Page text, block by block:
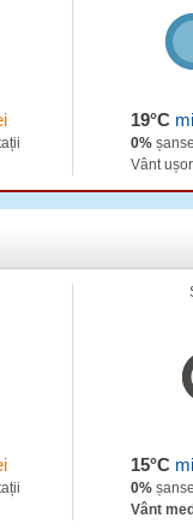
19°C
0%
Vânt ușor
15°C
0%
Vânt